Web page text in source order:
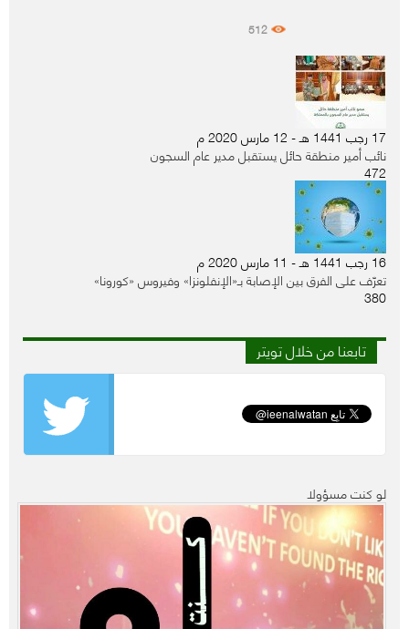
512
17 رجب 1441 هـ - 12 مارس 2020 م
نائب أمير منطقة حائل يستقبل مدير عام السجون
472
16 رجب 1441 هـ - 11 مارس 2020 م
تعرّف على الفرق بين الإصابة بـ«الإنفلونزا» وفيروس «كورونا»
380
تابعنا من خلال تويتر
لو كنت مسؤولا